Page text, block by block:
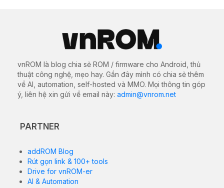
vnROM là blog chia sẻ ROM / firmware cho Android, thủ
thuật công nghệ, mẹo hay. Gần đây mình có chia sẻ thêm
về AI, automation, self-hosted và MMO. Mọi thông tin góp
ý, liên hệ xin gửi về email này: admin@vnrom.net
PARTNER
addROM Blog
Rút gọn link & 100+ tools
Drive for vnROM-er
AI & Automation